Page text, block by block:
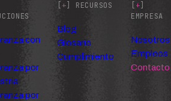
con
por
por
[+] RECURSOS
Blog
Glosario
Cumplimiento
[+]
EMPRESA
Nosotros
Empleos
Contacto